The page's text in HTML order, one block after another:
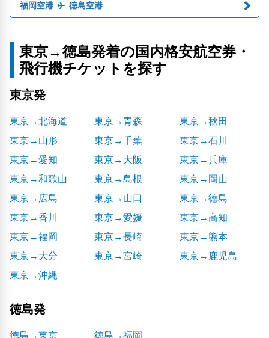
福岡空港 徳島空港
東京→徳島発着の国内格安航空券・
飛行機チケットを探す
東京発
東京→北海道 東京→青森
東京→秋田
東京→山形
東京→千葉
東京→石川
東京→愛知
東京→大阪
東京→兵庫
東京→和歌山
東京→島根
東京→岡山
東京→広島
東京→山口
東京→徳島
東京→香川
東京→愛媛
東京→高知
東京→福岡
東京→長崎
東京→熊本
東京→大分
東京→宮崎
東京→鹿児島
東京→沖縄
徳島発
徳島→東京 徳島→福岡